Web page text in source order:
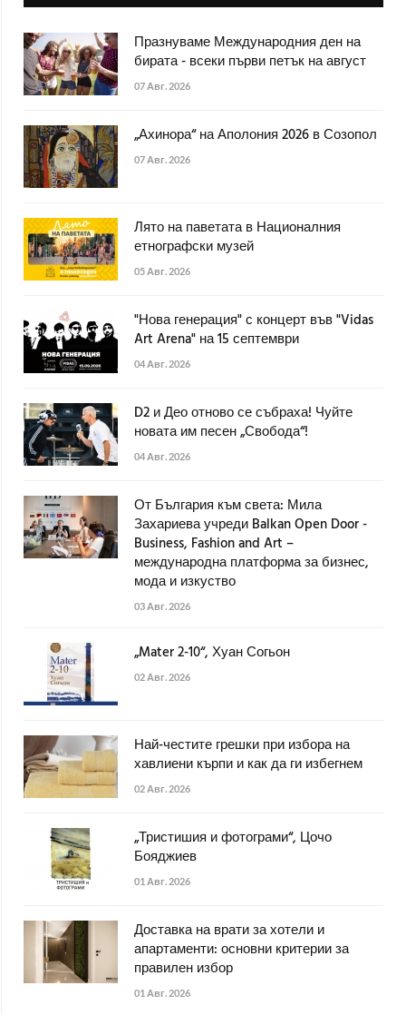
Празнуваме Международния ден на
бирата - всеки първи петък на август
07 Авг. 2026
„Ахинора“ на Аполония 2026 в Созопол
07 Авг. 2026
Лято на паветата в Националния
етнографски музей
05 Авг. 2026
"Нова генерация" с концерт във "Vidas
Art Arena" на 15 септември
04 Авг. 2026
D2 и Део отново се събраха! Чуйте
новата им песен „Свобода“!
04 Авг. 2026
От България към света: Мила
Захариева учреди Balkan Open Door -
Business, Fashion and Art –
международна платформа за бизнес,
мода и изкуство
03 Авг. 2026
„Mater 2-10“, Хуан Согьон
02 Авг. 2026
Най-честите грешки при избора на
хавлиени кърпи и как да ги избегнем
02 Авг. 2026
„Тристишия и фотограми“, Цочо
Бояджиев
01 Авг. 2026
Доставка на врати за хотели и
апартаменти: основни критерии за
правилен избор
01 Авг. 2026